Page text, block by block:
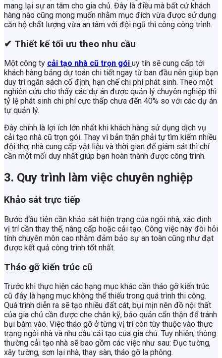
mang lại sự an tâm cho gia chủ. Đây là điều mà bất cứ khách
hàng nào cũng mong muốn nhằm mục đích vừa được sử dụng
căn hộ chất lượng vừa an tâm với đội ngũ thi công công trình.
✔ Thiết kế tối ưu theo nhu cầu
Một công ty cải tạo nhà cũ trọn gói uy tín sẽ cung cấp tới
khách hàng bảng dự toán chi tiết ngay từ ban đầu nên giúp bạn
duy trì ngân sách cố định, hạn chế chi phí phát sinh. Theo một
nghiên cứu cho thấy các dự án được quản lý chuyên nghiệp thì
tỷ lệ phát sinh chi phí cực thấp chưa đến 40% so với các dự án
tự quản lý.
Đây chính là lợi ích lớn nhất khi khách hàng sử dụng dịch vụ
cải tạo nhà cũ trọn gói. Thay vì bản thân phải tự tìm kiếm nhiều
đội thợ, nhà cung cấp vật liệu và thời gian để giám sát thì chỉ
cần một mối duy nhất giúp bạn hoàn thành được công trình.
3. Quy trình làm việc chuyên nghiệp
Khảo sát trực tiếp
Bước đầu tiên cần khảo sát hiện trạng của ngôi nhà, xác định
vị trí cần thay thế, nâng cấp hoặc cải tạo. Công việc này đòi hỏi
tính chuyên môn cao nhằm đảm bảo sự an toàn cũng như đạt
được kết quả công trình tốt nhất.
Tháo gỡ kiến trúc cũ
Trước khi thực hiện các hạng mục khác cần tháo gỡ kiến trúc
cũ đây là hạng mục không thể thiếu trong quá trình thi công.
Quá trình diễn ra sẽ tạo nhiều đất cát, bụi mịn nên đồ nội thất
của gia chủ cần được che chắn kỹ, bảo quản cẩn thận để tránh
bụi bám vào. Việc tháo gỡ ở từng vị trí còn tùy thuộc vào thực
trạng ngôi nhà và nhu cầu cải tạo của gia chủ. Tuy nhiên, thông
thường cải tạo nhà sẽ bao gồm các việc như sau: Đục tường,
xây tường, sơn lại nhà, thay sàn, tháo gỡ la phông.